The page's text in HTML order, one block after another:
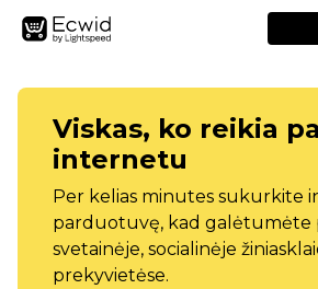
Viskas, ko reikia
internetu
Per kelias minutes sukurkite
parduotuvę, kad galėtumėte
svetainėje, socialinėje
prekyvietėse.